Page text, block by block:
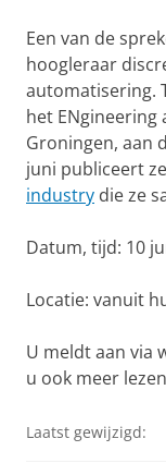
Een van de
hoogleraar
automatisering.
het ENgineering
Groningen, aan
juni publiceert
industry die ze
Datum, tijd: 10
Locatie: vanuit
U meldt aan via
u ook meer
Laatst gewijzigd: